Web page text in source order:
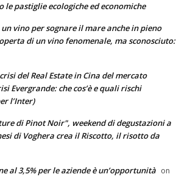
le pastiglie ecologiche ed economiche
vino per sognare il mare anche in pieno
di un vino fenomenale, ma sconosciuto:
del Real Estate in Cina del mercato
Evergrande: che cos’è e quali rischi
l’Inter)
di Pinot Noir", weekend di degustazioni a
di Voghera crea il Riscotto, il risotto da
al 3,5% per le aziende è un’opportunità on